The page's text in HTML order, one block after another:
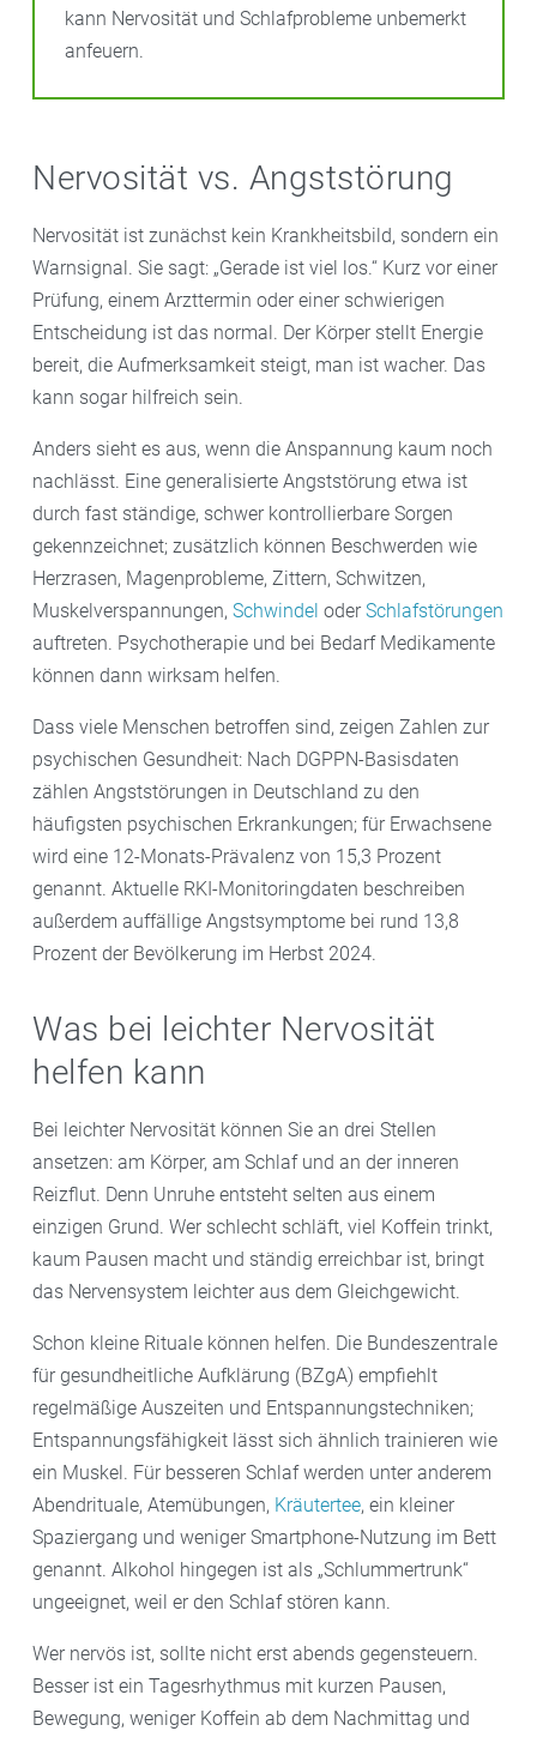
kann Nervosität und Schlafprobleme unbemerkt
anfeuern.
Nervosität vs. Angststörung
Nervosität ist zunächst kein Krankheitsbild, sondern ein
Warnsignal. Sie sagt: „Gerade ist viel los.“ Kurz vor einer
Prüfung, einem Arzttermin oder einer schwierigen
Entscheidung ist das normal. Der Körper stellt Energie
bereit, die Aufmerksamkeit steigt, man ist wacher. Das
kann sogar hilfreich sein.
Anders sieht es aus, wenn die Anspannung kaum noch
nachlässt. Eine generalisierte Angststörung etwa ist
durch fast ständige, schwer kontrollierbare Sorgen
gekennzeichnet; zusätzlich können Beschwerden wie
Herzrasen, Magenprobleme, Zittern, Schwitzen,
Muskelverspannungen, Schwindel oder Schlafstörungen
auftreten. Psychotherapie und bei Bedarf Medikamente
können dann wirksam helfen.
Dass viele Menschen betroffen sind, zeigen Zahlen zur
psychischen Gesundheit: Nach DGPPN-Basisdaten
zählen Angststörungen in Deutschland zu den
häufigsten psychischen Erkrankungen; für Erwachsene
wird eine 12-Monats-Prävalenz von 15,3 Prozent
genannt. Aktuelle RKI-Monitoringdaten beschreiben
außerdem auffällige Angstsymptome bei rund 13,8
Prozent der Bevölkerung im Herbst 2024.
Was bei leichter Nervosität
helfen kann
Bei leichter Nervosität können Sie an drei Stellen
ansetzen: am Körper, am Schlaf und an der inneren
Reizflut. Denn Unruhe entsteht selten aus einem
einzigen Grund. Wer schlecht schläft, viel Koffein trinkt,
kaum Pausen macht und ständig erreichbar ist, bringt
das Nervensystem leichter aus dem Gleichgewicht.
Schon kleine Rituale können helfen. Die Bundeszentrale
für gesundheitliche Aufklärung (BZgA) empfiehlt
regelmäßige Auszeiten und Entspannungstechniken;
Entspannungsfähigkeit lässt sich ähnlich trainieren wie
ein Muskel. Für besseren Schlaf werden unter anderem
Abendrituale, Atemübungen, Kräutertee, ein kleiner
Spaziergang und weniger Smartphone-Nutzung im Bett
genannt. Alkohol hingegen ist als „Schlummertrunk“
ungeeignet, weil er den Schlaf stören kann.
Wer nervös ist, sollte nicht erst abends gegensteuern.
Besser ist ein Tagesrhythmus mit kurzen Pausen,
Bewegung, weniger Koffein ab dem Nachmittag und